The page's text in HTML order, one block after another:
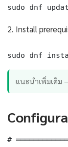
sudo dnf
2. Install
sudo dnf
แนะนำเพิ่มเติม
#